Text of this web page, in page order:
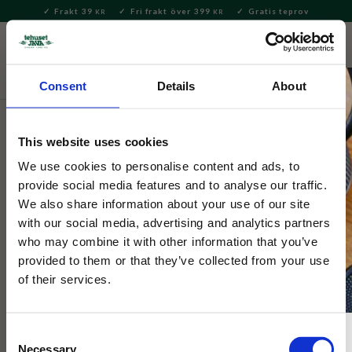
Consent Details About
This website uses cookies
We use cookies to personalise content and ads, to
provide social media features and to analyse our traffic.
We also share information about your use of our site
with our social media, advertising and analytics partners
who may combine it with other information that you’ve
provided to them or that they’ve collected from your use
of their services.
Necessary
Meny
Frakt 39 KR Fri frakt över 399 KR Gratis teprov
Te Matcha Brygga Matcha
Selected by Tehuset Java
Japanskt Matcha-set Wave XL
Matcha-set i presentförpackning. Innehåller ett matchamått av
bambu, matchaskål, bambuvisp och ett torkställ till
bambuvispen.